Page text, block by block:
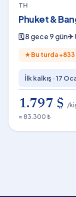
TH
Phuket &
🗓8 gece 9 gün✈
★ Bu turda +833
İlk kalkış ·17
1.797 $ /
≈ 83.300 ₺